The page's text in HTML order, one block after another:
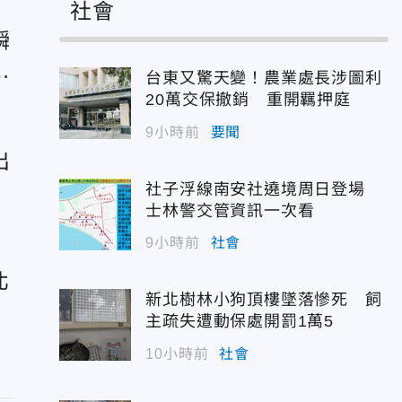
社會
台東又驚天變！農業處長涉圖利
20萬交保撤銷 重開羈押庭
9小時前 要聞
社子浮線南安社遶境周日登場
士林警交管資訊一次看
9小時前 社會
新北樹林小狗頂樓墜落慘死 飼
主疏失遭動保處開罰1萬5
10小時前 社會